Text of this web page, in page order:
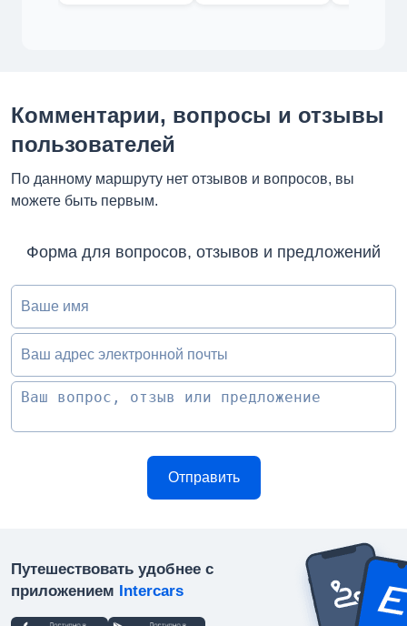
Комментарии, вопросы и отзывы
пользователей
По данному маршруту нет отзывов и вопросов, вы
можете быть первым.
Форма для вопросов, отзывов и предложений
Ваше имя
Ваш адрес электронной почты
Путешествовать удобнее с
приложением Intercars